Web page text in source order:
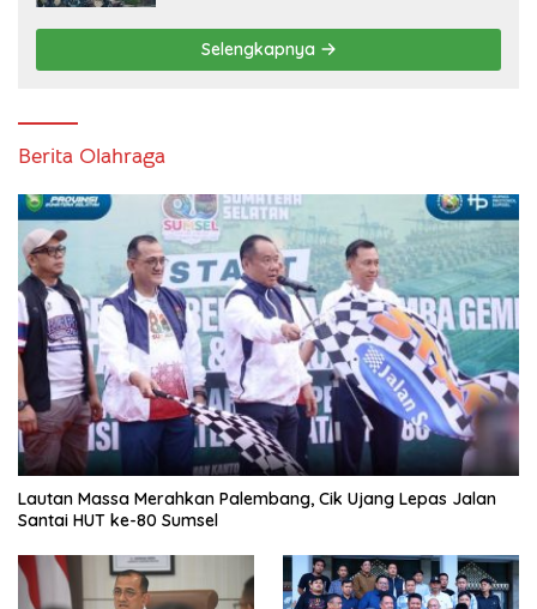
Selengkapnya
Berita Olahraga
Lautan Massa Merahkan Palembang, Cik Ujang Lepas Jalan
Santai HUT ke-80 Sumsel